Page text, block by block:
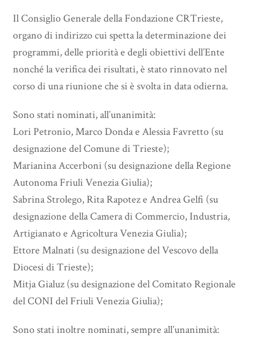
Il Consiglio Generale della Fondazione CRTrieste,
organo di indirizzo cui spetta la determinazione dei
programmi, delle priorità e degli obiettivi dell’Ente
nonché la verifica dei risultati, è stato rinnovato nel
corso di una riunione che si è svolta in data odierna.
Sono stati nominati, all’unanimità:
Lori Petronio, Marco Donda e Alessia Favretto (su
designazione del Comune di Trieste);
Marianina Accerboni (su designazione della Regione
Autonoma Friuli Venezia Giulia);
Sabrina Strolego, Rita Rapotez e Andrea Gelfi (su
designazione della Camera di Commercio, Industria,
Artigianato e Agricoltura Venezia Giulia);
Ettore Malnati (su designazione del Vescovo della
Diocesi di Trieste);
Mitja Gialuz (su designazione del Comitato Regionale
del CONI del Friuli Venezia Giulia);
Sono stati inoltre nominati, sempre all’unanimità: